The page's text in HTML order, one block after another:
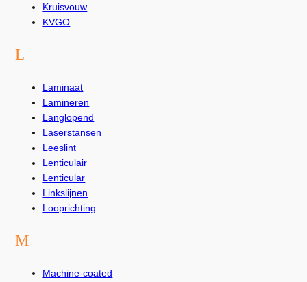
Kruisvouw
KVGO
L
Laminaat
Lamineren
Langlopend
Laserstansen
Leeslint
Lenticulair
Lenticular
Linkslijnen
Looprichting
M
Machine-coated